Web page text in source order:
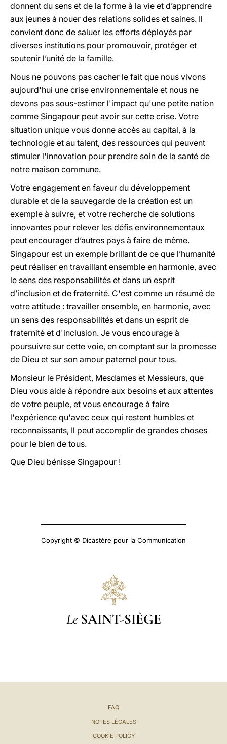
donnent du sens et de la forme à la vie et d’apprendre
aux jeunes à nouer des relations solides et saines. Il
convient donc de saluer les efforts déployés par
diverses institutions pour promouvoir, protéger et
soutenir l’unité de la famille.
Nous ne pouvons pas cacher le fait que nous vivons
aujourd'hui une crise environnementale et nous ne
devons pas sous-estimer l'impact qu'une petite nation
comme Singapour peut avoir sur cette crise. Votre
situation unique vous donne accès au capital, à la
technologie et au talent, des ressources qui peuvent
stimuler l'innovation pour prendre soin de la santé de
notre maison commune.
Votre engagement en faveur du développement
durable et de la sauvegarde de la création est un
exemple à suivre, et votre recherche de solutions
innovantes pour relever les défis environnementaux
peut encourager d’autres pays à faire de même.
Singapour est un exemple brillant de ce que l’humanité
peut réaliser en travaillant ensemble en harmonie, avec
le sens des responsabilités et dans un esprit
d’inclusion et de fraternité. C'est comme un résumé de
votre attitude : travailler ensemble, en harmonie, avec
un sens des responsabilités et dans un esprit de
fraternité et d'inclusion. Je vous encourage à
poursuivre sur cette voie, en comptant sur la promesse
de Dieu et sur son amour paternel pour tous.
Monsieur le Président, Mesdames et Messieurs, que
Dieu vous aide à répondre aux besoins et aux attentes
de votre peuple, et vous encourage à faire
l'expérience qu'avec ceux qui restent humbles et
reconnaissants, Il peut accomplir de grandes choses
pour le bien de tous.
Que Dieu bénisse Singapour !
Copyright © Dicastère pour la Communication
Le SAINT-SIÈGE
FAQ
NOTES LÉGALES
COOKIE POLICY